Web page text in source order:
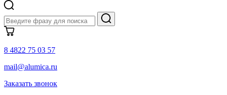
8 4822 75 03 57
mail@alumica.ru
Заказать звонок